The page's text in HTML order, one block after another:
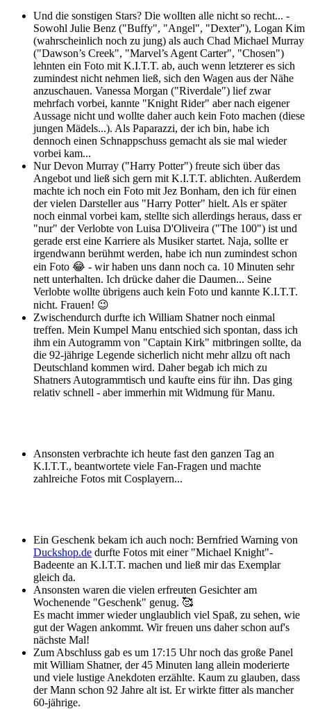
Und die sonstigen Stars? Die wollten alle nicht so recht... -
Sowohl Julie Benz ("Buffy", "Angel", "Dexter"), Logan Kim
(wahrscheinlich noch zu jung) als auch Chad Michael Murray
("Dawson’s Creek", "Marvel’s Agent Carter", "Chosen")
lehnten ein Foto mit K.I.T.T. ab, auch wenn letzterer es sich
zumindest nicht nehmen ließ, sich den Wagen aus der Nähe
anzuschauen. Vanessa Morgan ("Riverdale") lief zwar
mehrfach vorbei, kannte "Knight Rider" aber nach eigener
Aussage nicht und wollte daher auch kein Foto machen (diese
jungen Mädels...). Als Paparazzi, der ich bin, habe ich
dennoch einen Schnappschuss gemacht als sie mal wieder
vorbei kam...
Nur Devon Murray ("Harry Potter") freute sich über das
Angebot und ließ sich gern mit K.I.T.T. ablichten. Außerdem
machte ich noch ein Foto mit Jez Bonham, den ich für einen
der vielen Darsteller aus "Harry Potter" hielt. Als er später
noch einmal vorbei kam, stellte sich allerdings heraus, dass er
"nur" der Verlobte von Luisa D'Oliveira ("The 100") ist und
gerade erst eine Karriere als Musiker startet. Naja, sollte er
irgendwann berühmt werden, habe ich nun zumindest schon
ein Foto 😂 - wir haben uns dann noch ca. 10 Minuten sehr
nett unterhalten. Ich drücke daher die Daumen... Seine
Verlobte wollte übrigens auch kein Foto und kannte K.I.T.T.
nicht. Frauen! 😉
Zwischendurch durfte ich William Shatner noch einmal
treffen. Mein Kumpel Manu entschied sich spontan, dass ich
ihm ein Autogramm von "Captain Kirk" mitbringen sollte, da
die 92-jährige Legende sicherlich nicht mehr allzu oft nach
Deutschland kommen wird. Daher begab ich mich zu
Shatners Autogrammtisch und kaufte eins für ihn. Das ging
relativ schnell - aber immerhin mit Widmung für Manu.
Ansonsten verbrachte ich heute fast den ganzen Tag an
K.I.T.T., beantwortete viele Fan-Fragen und machte
zahlreiche Fotos mit Cosplayern...
Ein Geschenk bekam ich auch noch: Bernfried Warning von
Duckshop.de durfte Fotos mit einer "Michael Knight"-
Badeente an K.I.T.T. machen und ließ mir das Exemplar
gleich da.
Ansonsten waren die vielen erfreuten Gesichter am
Wochenende "Geschenk" genug. 🥰
Es macht immer wieder unglaublich viel Spaß, zu sehen, wie
gut der Wagen ankommt. Wir freuen uns daher schon auf's
nächste Mal!
Zum Abschluss gab es um 17:15 Uhr noch das große Panel
mit William Shatner, der 45 Minuten lang allein moderierte
und viele lustige Anekdoten erzählte. Kaum zu glauben, dass
der Mann schon 92 Jahre alt ist. Er wirkte fitter als mancher
60-jährige.